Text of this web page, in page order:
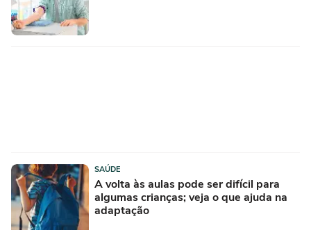
SAÚDE
A volta às aulas pode ser difícil para
algumas crianças; veja o que ajuda na
adaptação